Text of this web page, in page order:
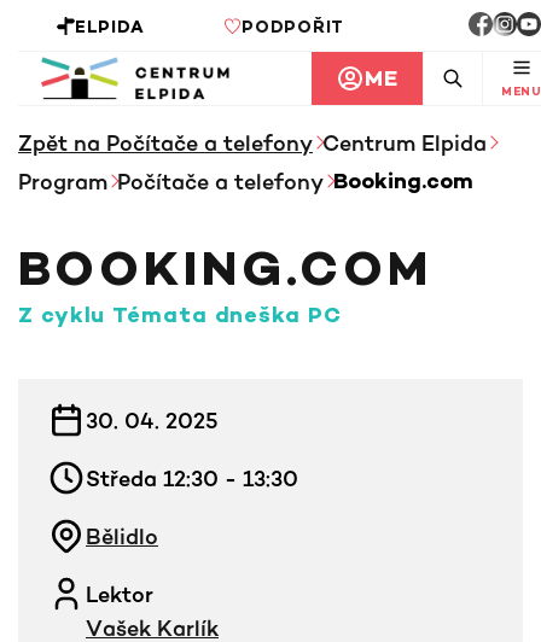
ELPIDA PODPOŘIT
ME MENU
Zpět na Počítače a telefony Centrum Elpida
Program Počítače a telefony Booking.com
BOOKING.COM
Z cyklu Témata dneška PC
30. 04. 2025
Středa 12:30 - 13:30
Bělidlo
Lektor
Vašek Karlík